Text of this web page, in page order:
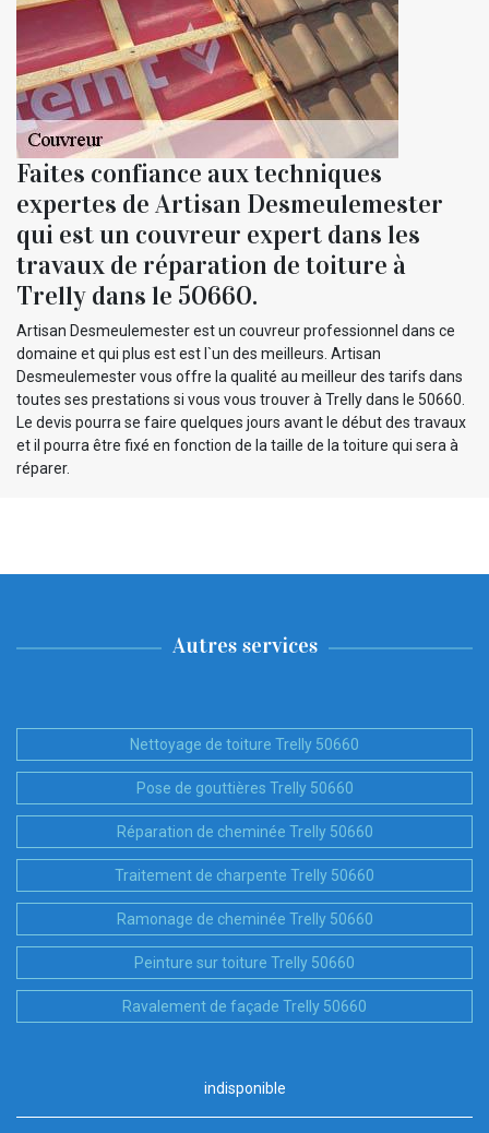
Faites confiance aux techniques
expertes de Artisan Desmeulemester
qui est un couvreur expert dans les
travaux de réparation de toiture à
Trelly dans le 50660.
Artisan Desmeulemester est un couvreur professionnel dans ce
domaine et qui plus est est l`un des meilleurs. Artisan
Desmeulemester vous offre la qualité au meilleur des tarifs dans
toutes ses prestations si vous vous trouver à Trelly dans le 50660.
Le devis pourra se faire quelques jours avant le début des travaux
et il pourra être fixé en fonction de la taille de la toiture qui sera à
réparer.
Autres services
Nettoyage de toiture Trelly 50660
Pose de gouttières Trelly 50660
Réparation de cheminée Trelly 50660
Traitement de charpente Trelly 50660
Ramonage de cheminée Trelly 50660
Peinture sur toiture Trelly 50660
Ravalement de façade Trelly 50660
indisponible